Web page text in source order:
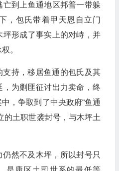
亡到上鱼通地区邦普一带躲
，包氏带着甲天恩自立门
坪形成了事实上的对峙，并
。
支持，移居鱼通的包氏及其
为剿匪征讨出力卖命，终
，争取到了中央政府“鱼通
的土职世袭封号，与木坪土
然不及木坪，所以封号只